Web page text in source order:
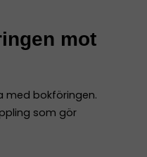
mot
med bokföringen.
som gör